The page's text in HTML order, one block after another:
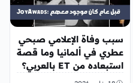
ٍسبب وفاة الإعلامي صبحي
عطري في ألمانيا وما قصة
استبعاده من ET بالعربي؟